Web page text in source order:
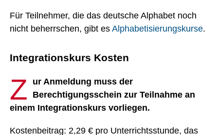
Für Teilnehmer, die das deutsche Alphabet noch
nicht beherrschen, gibt es Alphabetisierungskurse.
Integrationskurs Kosten
Z
ur Anmeldung muss der
Berechtigungsschein zur Teilnahme an
einem Integrationskurs vorliegen.
Kostenbeitrag: 2,29 € pro Unterrichtsstunde, das